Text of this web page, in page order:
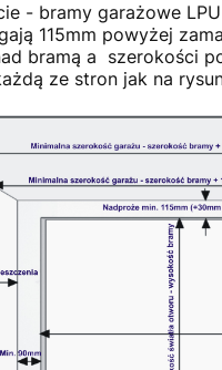
- bramy garażowe
115mm powyżej
bramą a szerokości
ze stron jak na